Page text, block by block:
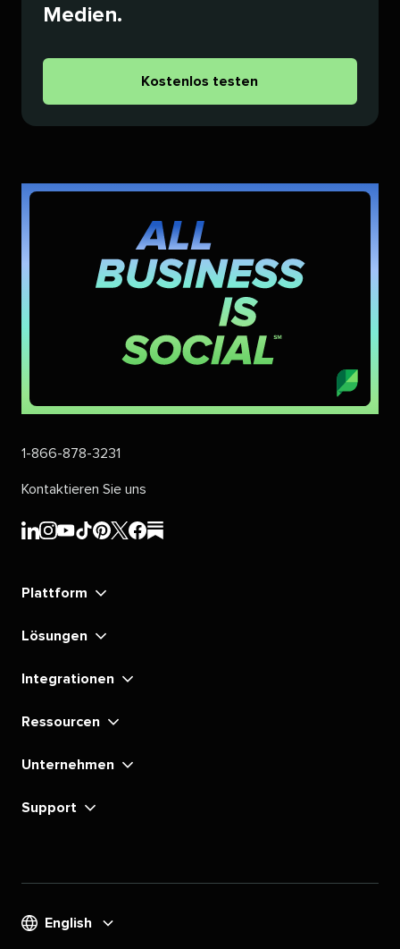
Medien.​​
Kostenlos testen​​
1-866-878-3231​​
Kontaktieren Sie uns​​
Sprout
LinkedIn​​
Sprout
Instagram​​
Sprout
YouTube​​
Sprout
TikTok​​
Sprout
Sprout
Sprout
Sprout
Plattform​​
Lösungen​​
Integrationen​​
Ressourcen​​
Unternehmen​​
Support​​
English​​